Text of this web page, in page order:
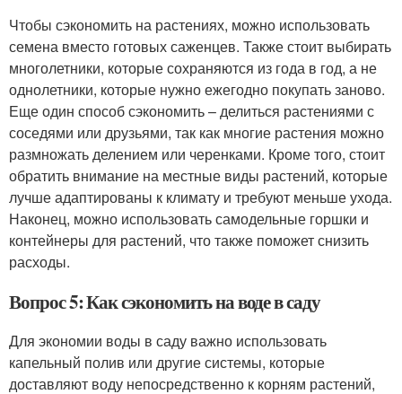
Чтобы сэкономить на растениях, можно использовать
семена вместо готовых саженцев. Также стоит выбирать
многолетники, которые сохраняются из года в год, а не
однолетники, которые нужно ежегодно покупать заново.
Еще один способ сэкономить – делиться растениями с
соседями или друзьями, так как многие растения можно
размножать делением или черенками. Кроме того, стоит
обратить внимание на местные виды растений, которые
лучше адаптированы к климату и требуют меньше ухода.
Наконец, можно использовать самодельные горшки и
контейнеры для растений, что также поможет снизить
расходы.
Вопрос 5: Как сэкономить на воде в саду
Для экономии воды в саду важно использовать
капельный полив или другие системы, которые
доставляют воду непосредственно к корням растений,